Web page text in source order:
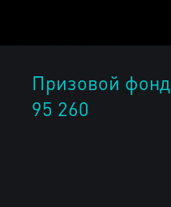
Призовой фонд
95 260